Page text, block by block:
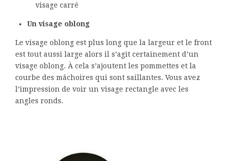
visage carré
Un visage oblong
Le visage oblong est plus long que la largeur et le front
est tout aussi large alors il s’agit certainement d’un
visage oblong. À cela s’ajoutent les pommettes et la
courbe des mâchoires qui sont saillantes. Vous avez
l’impression de voir un visage rectangle avec les
angles ronds.